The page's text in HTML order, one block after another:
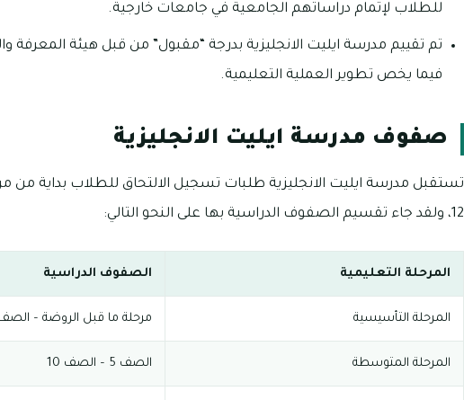
للطلاب لإتمام دراساتهم الجامعية في جامعات خارجية.
تم تقييم مدرسة ايليت الانجليزية بدرجة “مقبول” من قبل هيئة المعرفة
فيما يخص تطوير العملية التعليمية.
صفوف مدرسة ايليت الانجليزية
تستقبل مدرسة ايليت الانجليزية طلبات تسجيل الالتحاق للطلاب بداية
12، ولقد جاء تقسيم الصفوف الدراسية بها على النحو التالي:
المرحلة التعليمية الصفوف الدراسية
المرحلة التأسيسية مرحلة ما قبل الروضة – الصف
المرحلة المتوسطة الصف 5 – الصف 10